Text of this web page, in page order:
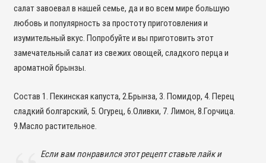
салат завоевал в нашей семье, да и во всем мире большую
любовь и популярность за простоту приготовления и
изумительный вкус. Попробуйте и вы приготовить этот
замечательный салат из свежих овощей, сладкого перца и
ароматной брынзы.
Cостав 1. Пекинская капуста, 2.Брынза, 3. Помидор, 4. Перец
сладкий болгарский, 5. Огурец, 6.Оливки, 7. Лимон, 8.Горчица.
9.Масло растительное.
Если вам понравился этот рецепт ставьте лайк и